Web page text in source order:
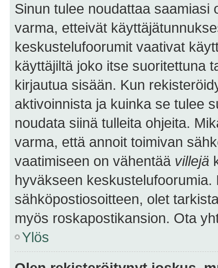
Sinun tulee noudattaa saamiasi
varma, etteivät
keskustelufoorumit vaativat
käyttäjiltä joko itse suoritettuna
kirjautua sisään. Kun
aktivoinnista ja kuinka se tulee
noudata siinä tulleita ohjeita.
varma, että annoit toimivan
vaatimiseen on vähentää villejä
hyväkseen
sähköpostiosoitteen, olet
myös roskapostikansion. Ota
Ylös